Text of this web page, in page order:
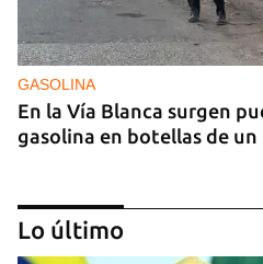
GASOLINA
En la Vía Blanca surgen
gasolina en botellas de
Lo último